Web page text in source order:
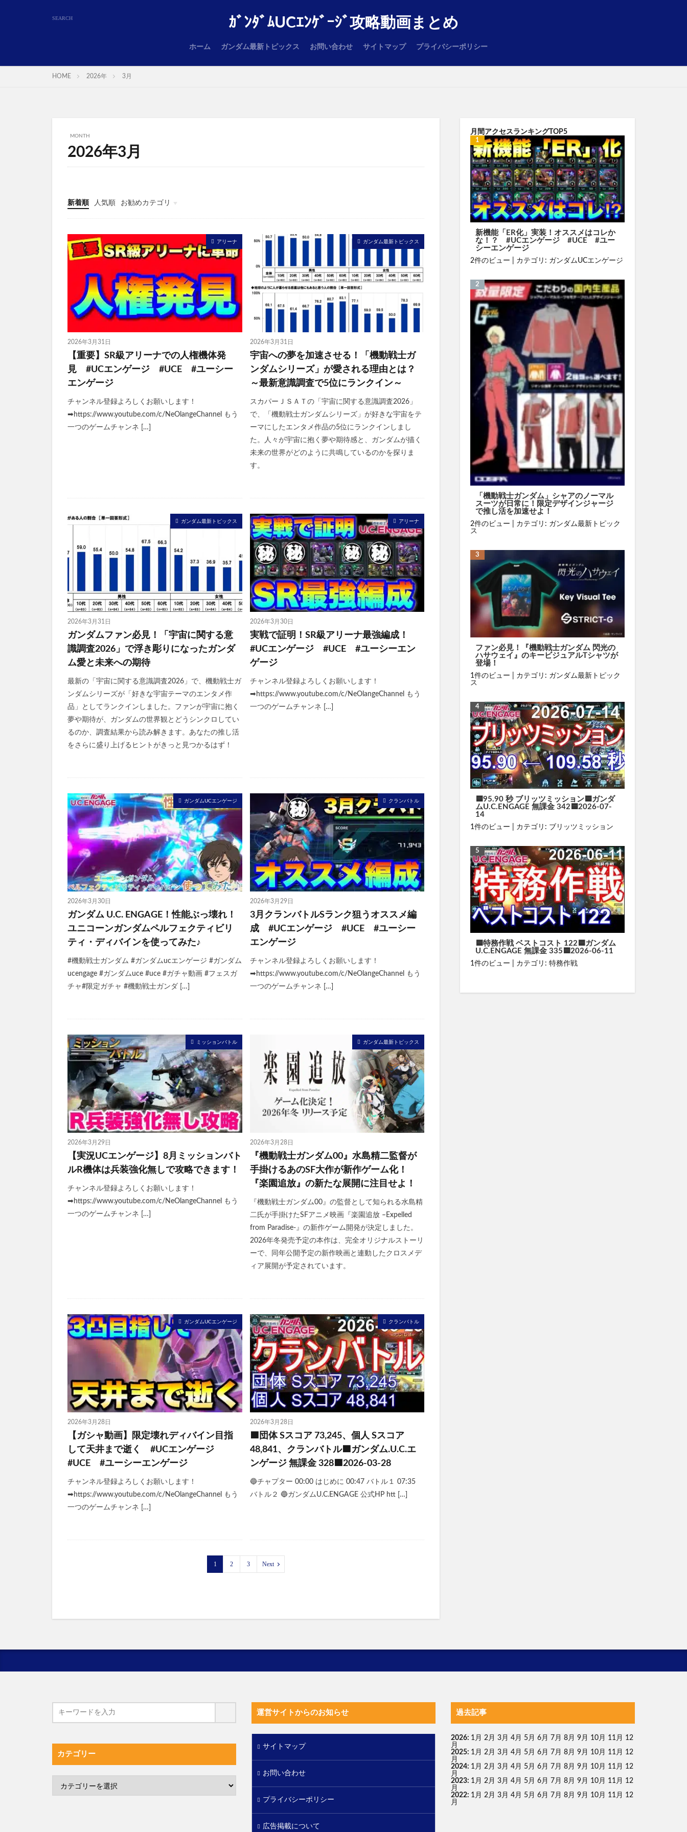
ｶﾞﾝﾀﾞﾑUCｴﾝｹﾞｰｼﾞ攻略動画まとめ
ホーム ガンダム最新トピックス お問い合わせ サイトマップ プライバシーポリシー
HOME 2026年 3月
MONTH
2026年3月
新着順 人気順 お勧めカテゴリ
ガンダムUCエンゲージ
アリーナ
2026年3月31日
【重要】SR級アリーナでの人権機体発
見 #UCエンゲージ #UCE #ユーシー
エンゲージ
チャンネル登録よろしくお願いします！
➡https://www.youtube.com/c/NeOlangeChannel もう
一つのゲームチャンネ […]
ガンダム最新トピックス
2026年3月31日
宇宙への夢を加速させる！「機動戦士ガ
ンダムシリーズ」が愛される理由とは？
～最新意識調査で5位にランクイン～
スカパーＪＳＡＴの「宇宙に関する意識調査2026」
で、「機動戦士ガンダムシリーズ」が好きな宇宙をテ
ーマにしたエンタメ作品の5位にランクインしまし
た。人々が宇宙に抱く夢や期待感と、ガンダムが描く
未来の世界がどのように共鳴しているのかを探りま
す。
ガンダム最新トピックス
2026年3月31日
ガンダムファン必見！「宇宙に関する意
識調査2026」で浮き彫りになったガンダ
ム愛と未来への期待
最新の「宇宙に関する意識調査2026」で、機動戦士ガ
ンダムシリーズが「好きな宇宙テーマのエンタメ作
品」としてランクインしました。ファンが宇宙に抱く
夢や期待が、ガンダムの世界観とどうシンクロしてい
るのか、調査結果から読み解きます。あなたの推し活
をさらに盛り上げるヒントがきっと見つかるはず！
アリーナ
2026年3月30日
実戦で証明！SR級アリーナ最強編成！
#UCエンゲージ #UCE #ユーシーエン
ゲージ
チャンネル登録よろしくお願いします！
➡https://www.youtube.com/c/NeOlangeChannel もう
一つのゲームチャンネ […]
ガンダムUCエンゲージ
2026年3月30日
ガンダム U.C. ENGAGE！性能ぶっ壊れ！
ユニコーンガンダムペルフェクティビリ
ティ・ディバインを使ってみた♪
#機動戦士ガンダム #ガンダムucエンゲージ #ガンダム
ucengage #ガンダムuce #uce #ガチャ動画 #フェスガ
チャ#限定ガチャ #機動戦士ガンダ […]
クランバトル
2026年3月29日
3月クランバトルSランク狙うオススメ編
成 #UCエンゲージ #UCE #ユーシー
エンゲージ
チャンネル登録よろしくお願いします！
➡https://www.youtube.com/c/NeOlangeChannel もう
一つのゲームチャンネ […]
ミッションバトル
2026年3月29日
【実況UCエンゲージ】8月ミッションバト
ルR機体は兵装強化無しで攻略できます！
チャンネル登録よろしくお願いします！
➡https://www.youtube.com/c/NeOlangeChannel もう
一つのゲームチャンネ […]
ガンダム最新トピックス
2026年3月28日
『機動戦士ガンダム00』水島精二監督が
手掛けるあのSF大作が新作ゲーム化！
『楽園追放』の新たな展開に注目せよ！
『機動戦士ガンダム00』の監督として知られる水島精
二氏が手掛けたSFアニメ映画『楽園追放 –Expelled
from Paradise-』の新作ゲーム開発が決定しました。
2026年冬発売予定の本作は、完全オリジナルストーリ
ーで、同年公開予定の新作映画と連動したクロスメデ
ィア展開が予定されています。
ガンダムUCエンゲージ
2026年3月28日
【ガシャ動画】限定壊れディバイン目指
して天井まで逝く #UCエンゲージ
#UCE #ユーシーエンゲージ
チャンネル登録よろしくお願いします！
➡https://www.youtube.com/c/NeOlangeChannel もう
一つのゲームチャンネ […]
クランバトル
2026年3月28日
🟦団体 Sスコア 73,245、個人 Sスコア
48,841、クランバトル🟦ガンダム.U.C.エ
ンゲージ 無課金 328🟦2026-03-28
🔵チャプター 00:00 はじめに 00:47 バトル１ 07:35
バトル２ 🔵ガンダムU.C.ENGAGE 公式HP htt […]
1 2 3 Next
月間アクセスランキングTOP5
新機能「ER化」実装！オススメはコレか
な！？ #UCエンゲージ #UCE #ユー
シーエンゲージ
2件のビュー カテゴリ: ガンダムUCエンゲージ
「機動戦士ガンダム」シャアのノーマル
スーツが日常に！限定デザインジャージ
で推し活を加速せよ！
2件のビュー カテゴリ: ガンダム最新トピック
ス
ファン必見！『機動戦士ガンダム 閃光の
ハサウェイ』のキービジュアルTシャツが
登場！
1件のビュー カテゴリ: ガンダム最新トピック
ス
🟦95.90 秒 ブリッツミッション🟦ガンダ
ムU.C.ENGAGE 無課金 342🟦2026-07-
14
1件のビュー カテゴリ: ブリッツミッション
🟦特務作戦 ベストコスト 122🟦ガンダム
U.C.ENGAGE 無課金 335🟦2026-06-11
1件のビュー カテゴリ: 特務作戦
カテゴリー
運営サイトからのお知らせ
サイトマップ
お問い合わせ
プライバシーポリシー
広告掲載について
過去記事
2026: 1月 2月 3月 4月 5月 6月 7月 8月 9月 10月 11月
12
月
2025: 1月 2月 3月 4月 5月 6月 7月 8月 9月 10月 11月
12
月
2024: 1月 2月 3月 4月 5月 6月 7月 8月 9月 10月 11月
12
月
2023: 1月 2月 3月 4月 5月 6月 7月 8月 9月 10月 11月
12
月
2022: 1月 2月 3月 4月 5月 6月 7月 8月 9月 10月 11月
12
月